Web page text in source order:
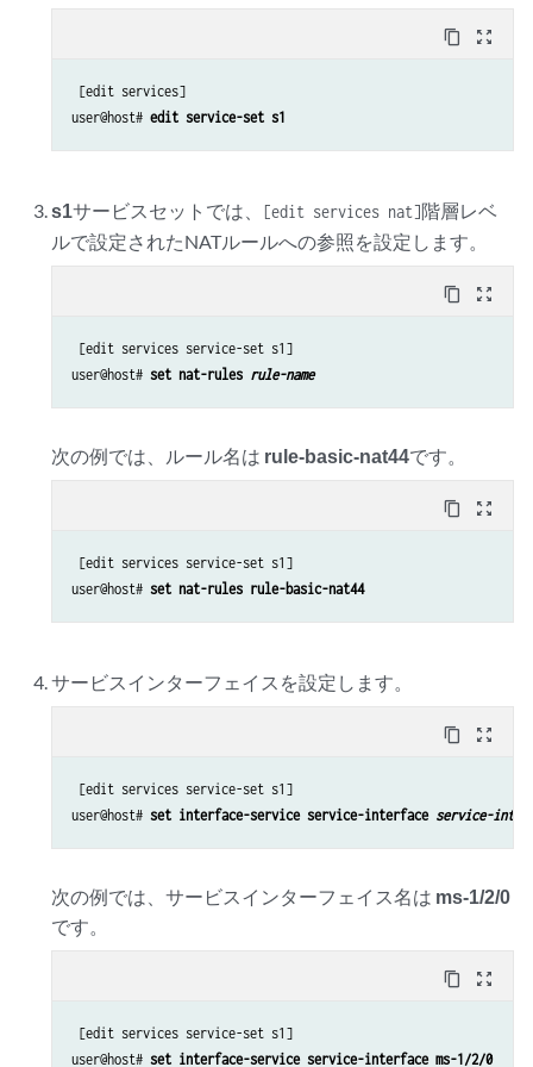
content_copy zoom_out_map
[edit services]
user@host# edit service-set s1
s1サービスセットでは、 [edit services nat]階層レベ
ルで設定されたNATルールへの参照を設定します。
content_copy zoom_out_map
[edit services service-set s1]
user@host# set nat-rules rule-name
次の例では、ルール名は rule-basic-nat44です。
content_copy zoom_out_map
[edit services service-set s1]
user@host# set nat-rules rule-basic-nat44
サービスインターフェイスを設定します。
content_copy zoom_out_map
[edit services service-set s1]
user@host# set interface-service service-interface service-
次の例では、サービスインターフェイス名は ms-1/2/0
です。
content_copy zoom_out_map
[edit services service-set s1]
user@host# set interface-service service-interface ms-1/2/0